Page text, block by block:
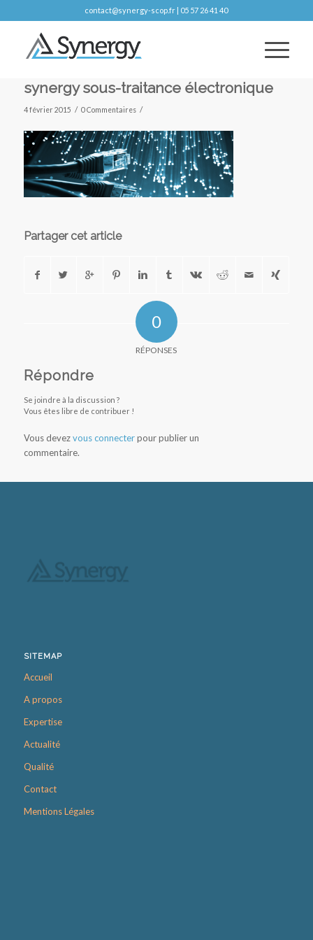
contact@synergy-scop.fr | 05 57 26 41 40
synergy sous-traitance électronique
4 février 2015 / 0 Commentaires /
Partager cet article
0
RÉPONSES
Répondre
Se joindre à la discussion ?
Vous êtes libre de contribuer !
Vous devezvous connecterpour publier un
commentaire.
SITEMAP
Accueil
A propos
Expertise
Actualité
Qualité
Contact
Mentions Légales